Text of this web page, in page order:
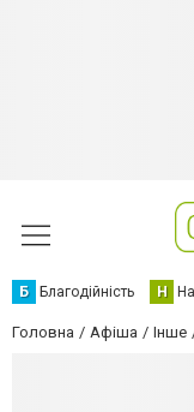
Б Благодійність Н
Головна Афіша Інше